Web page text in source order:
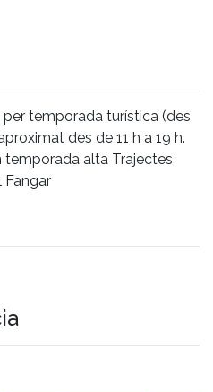
temporada turística (des
des de 11 h a 19 h.
temporada alta Trajectes
Fangar